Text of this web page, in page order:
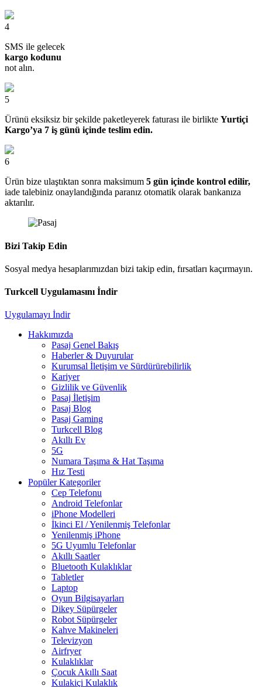
4
SMS ile gelecek
kargo kodunu
not alın.
5
Ürünü eksiksiz bir şekilde paketleyerek faturası ile birlikte Yurtiçi
Kargo’ya 7 iş günü içinde teslim edin.
6
Ürün bize ulaştıktan sonra maksimum 5 gün içinde kontrol edilir,
iade talebiniz onaylandığında paranız otomatik olarak bankanıza
aktarılır.
Bizi Takip Edin
Sosyal medya hesaplarımızdan bizi takip edin, fırsatları kaçırmayın.
Turkcell Uygulamasını İndir
Uygulamayı İndir
Hakkımızda
Pasaj Genel Bakış
Haberler & Duyurular
Kurumsal İletişim ve Sürdürürebilirlik
Kariyer
Gizlilik ve Güvenlik
Pasaj İletişim
Pasaj Blog
Pasaj Gaming
Turkcell Blog
Akıllı Ev
5G
Numara Taşıma & Hat Taşıma
Hız Testi
Popüler Kategoriler
Cep Telefonu
Android Telefonlar
iPhone Modelleri
İkinci El / Yenilenmiş Telefonlar
Yenilenmiş iPhone
5G Uyumlu Telefonlar
Akıllı Saatler
Bluetooth Kulaklıklar
Tabletler
Laptop
Oyun Bilgisayarları
Dikey Süpürgeler
Robot Süpürgeler
Kahve Makineleri
Televizyon
Airfryer
Kulaklıklar
Çocuk Akıllı Saat
Kulakiçi Kulaklık